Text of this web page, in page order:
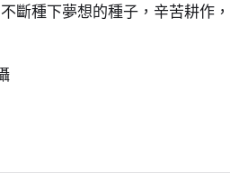
斷種下夢想的種子，辛苦耕作，